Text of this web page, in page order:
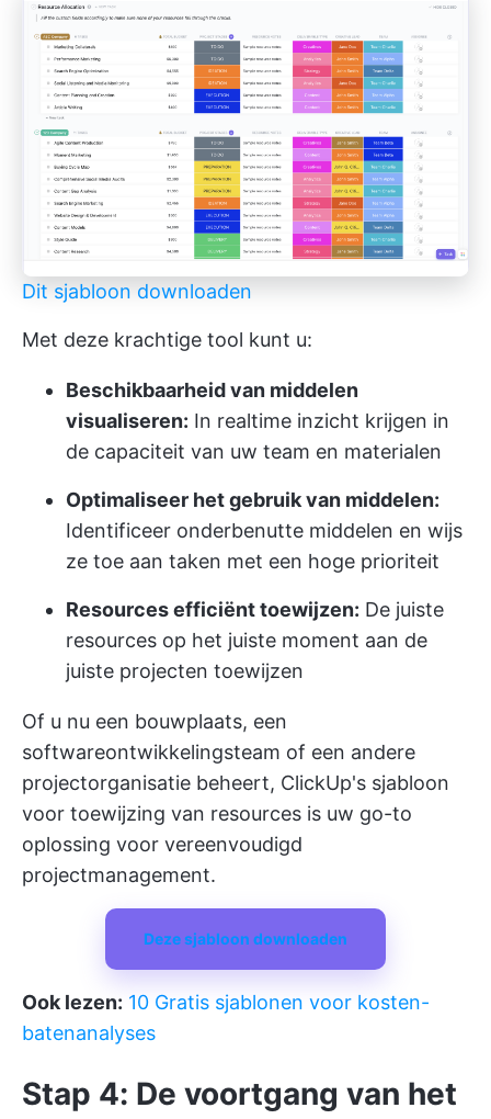
Dit sjabloon downloaden
Met deze krachtige tool kunt u:
Beschikbaarheid van middelen
visualiseren: In realtime inzicht krijgen in
de capaciteit van uw team en materialen
Optimaliseer het gebruik van middelen:
Identificeer onderbenutte middelen en wijs
ze toe aan taken met een hoge prioriteit
Resources efficiënt toewijzen: De juiste
resources op het juiste moment aan de
juiste projecten toewijzen
Of u nu een bouwplaats, een
softwareontwikkelingsteam of een andere
projectorganisatie beheert, ClickUp's sjabloon
voor toewijzing van resources is uw go-to
oplossing voor vereenvoudigd
projectmanagement.
Deze sjabloon downloaden
Ook lezen: 10 Gratis sjablonen voor kosten-
batenanalyses
Stap 4: De voortgang van het